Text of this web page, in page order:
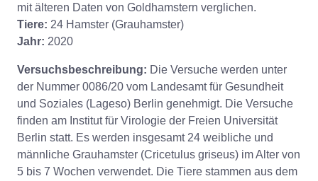
mit älteren Daten von Goldhamstern verglichen.
Tiere: 24 Hamster (Grauhamster)
Jahr: 2020
Versuchsbeschreibung: Die Versuche werden unter
der Nummer 0086/20 vom Landesamt für Gesundheit
und Soziales (Lageso) Berlin genehmigt. Die Versuche
finden am Institut für Virologie der Freien Universität
Berlin statt. Es werden insgesamt 24 weibliche und
männliche Grauhamster (Cricetulus griseus) im Alter von
5 bis 7 Wochen verwendet. Die Tiere stammen aus dem